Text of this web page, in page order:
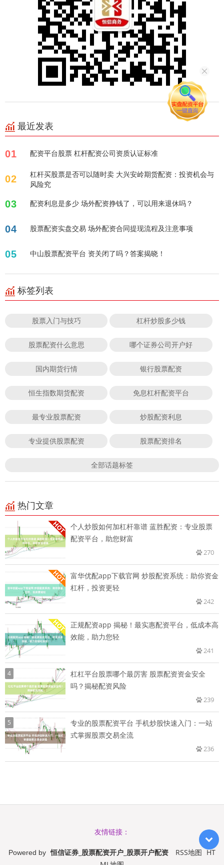
最近发表
01 配资平台股票 杠杆配资公司资质认证标准
02
杠杆买股票是否可以随时卖 大兴安岭期货配资：投资机会与
风险究
03 配资利息是多少 场外配资挣钱了，可以用来退休吗？
04 股票配资实盘交易 场外配资合同提现流程及注意事项
05 中山股票配资平台 资关闭了吗？答案揭晓！
标签列表
股票入门与技巧 杠杆炒股多少钱
股票配资什么意思 哪个证券公司开户好
国内期货行情 银行股票配资
恒生指数期货配资 免息杠杆配资平台
最专业股票配资 炒股配资利息
专业提供股票配资 股票配资排名
全部话题标签
热门文章
个人炒股如何加杠杆靠谱 蓝胜配资：专业股票
配资平台，助您财富
270
富华优配app下载官网 炒股配资系统：助你资金
杠杆，投资更轻
242
正规配资app 揭秘！最实惠配资平台，低成本高
效能，助力您轻
241
4
杠杠平台股票哪个最厉害 股票配资资金安全
吗？揭秘配资风险
239
5
专业的股票配资平台 手机炒股快速入门：一站
式掌握股票交易全流
236
友情链接：
Powered by 恒信证券_股票配资开户_股票开户配资 RSS地图 HT